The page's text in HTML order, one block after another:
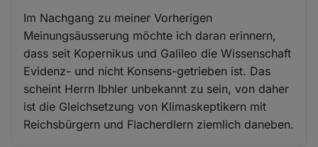
Im Nachgang zu meiner Vorherigen
Meinungsäusserung möchte ich daran erinnern,
dass seit Kopernikus und Galileo die Wissenschaft
Evidenz- und nicht Konsens-getrieben ist. Das
scheint Herrn Ibhler unbekannt zu sein, von daher
ist die Gleichsetzung von Klimaskeptikern mit
Reichsbürgern und Flacherdlern ziemlich daneben.